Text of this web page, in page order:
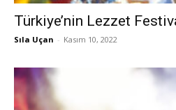
Türkiye’nin Lezzet
Sıla Uçan - Kasım 10, 2022